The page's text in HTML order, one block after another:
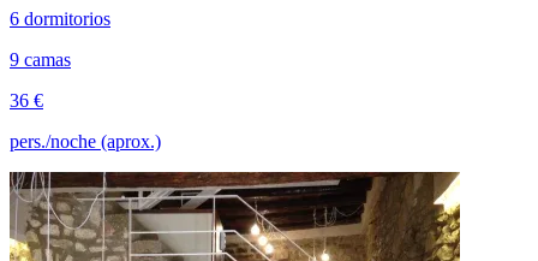
6 dormitorios
9 camas
36 €
pers./noche (aprox.)